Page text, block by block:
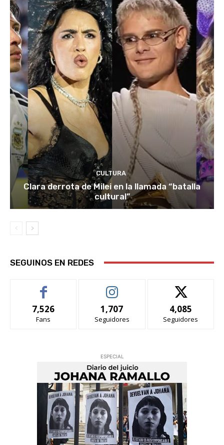
CULTURA
Clara derrota de Milei en la llamada “batalla
cultural”
SEGUINOS EN REDES
7,526
Fans
1,707
Seguidores
4,085
Seguidores
ESPECIAL